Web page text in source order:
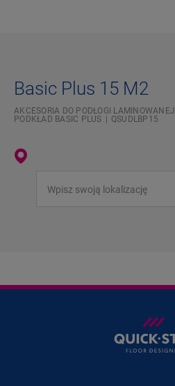
Basic Plus 15 M2
AKCESORIA DO PODŁOGI LAMINOWANEJ
PODKŁAD BASIC PLUS
QSUDLBP15